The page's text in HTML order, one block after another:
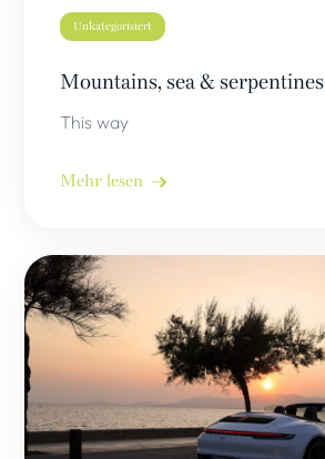
Unkategorisiert
Mountains, sea & serpentines
This way
Mehr lesen